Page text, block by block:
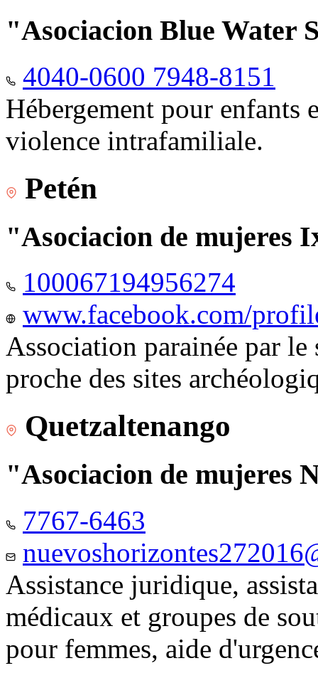
"Asociacion Blue Water
4040-0600 7948-8151
Hébergement pour enfants
violence intrafamiliale.
Petén
"Asociacion de mujeres
100067194956274
www.facebook.com/
Association parainée par
proche des sites
Quetzaltenango
"Asociacion de mujeres
7767-6463
Assistance juridique,
médicaux et groupes de
pour femmes, aide